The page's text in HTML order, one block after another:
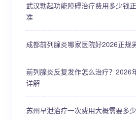
武汉勃起功能障碍治疗费用多少钱
准
成都前列腺炎哪家医院好2026正规
前列腺炎反复发作怎么治疗？2026
详解
苏州早泄治疗一次费用大概需要多